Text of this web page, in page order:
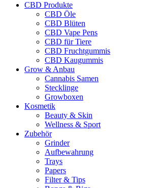
CBD Produkte
CBD Öle
CBD Blüten
CBD Vape Pens
CBD für Tiere
CBD Fruchtgummis
CBD Kaugummis
Grow & Anbau
Cannabis Samen
Stecklinge
Growboxen
Kosmetik
Beauty & Skin
Wellness & Sport
Zubehör
Grinder
Aufbewahrung
Trays
Papers
Filter & Tips